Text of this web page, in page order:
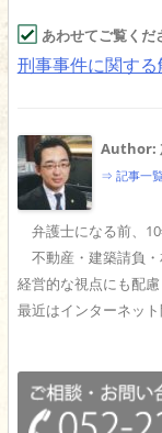
あわせてご覧くだ
刑事事件に関す
Author:
⇒ 記事一
弁護士になる前、10
不動産・建築請負・
経営的な視点にも配
最近はインターネッ